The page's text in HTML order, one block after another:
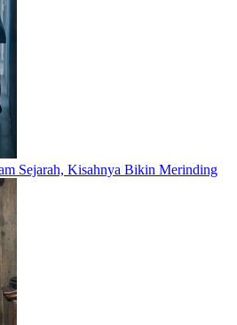
Sejarah, Kisahnya Bikin Merinding